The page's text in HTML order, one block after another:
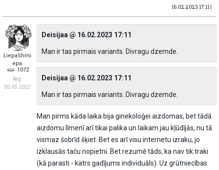
16.02.2023 17:11 |
LiepaShmi
epa
1072
Reģ:
30.03.2022
Deisijaa @ 16.02.2023 17:11
Man ir tas pirmais variants. Divragu dzemde.
Deisijaa @ 16.02.2023 17:11
Man ir tas pirmais variants. Divragu dzemde.
Man pirms kāda laika bija ginekoloģei aizdomas, bet tādā
aizdomu līmenī arī tikai palika un laikam jau kļūdījās, nu tā
vismaz šobrīd šķiet. Bet es arī visu internetu izraku, jo
izklausās taču nopietni. Bet rezumē tāds, ka nav tik traki
(kā parasti - katrs gadījums individuāls). Uz grūtniecības